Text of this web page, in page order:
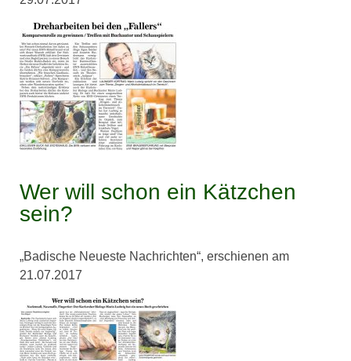
Wer will schon ein Kätzchen
sein?
„Badische Neueste Nachrichten“, erschienen am
21.07.2017